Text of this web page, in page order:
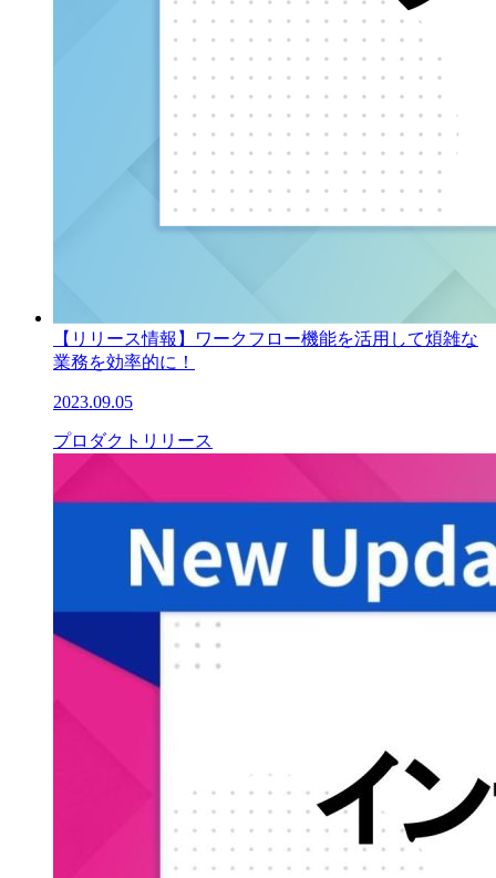
【リリース情報】ワークフロー機能を活用して煩雑な
業務を効率的に！
2023.09.05
プロダクトリリース